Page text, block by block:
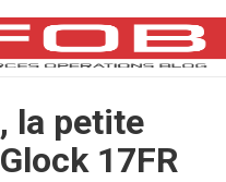
la petite
17FR